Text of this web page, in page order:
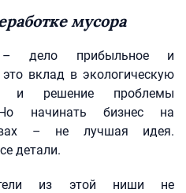
мусора
– дело прибыльное и
вклад в экологическую
и решение проблемы
начинать бизнес на
– не лучшая идея.
детали.
из этой ниши не